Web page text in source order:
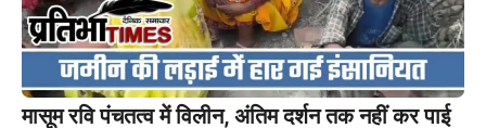
मासूम रवि पंचतत्व में विलीन, अंतिम दर्शन तक नहीं कर पाई